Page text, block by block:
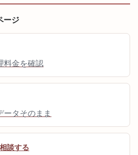
ージ
料金を確認
ータそのまま
談する